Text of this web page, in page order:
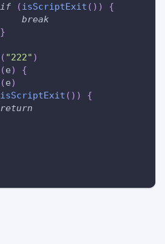
if
(isScriptExit ( ) )
{
break
}
( "222" )
(e)
{
(e)
isScriptExit ( ) )
{
return